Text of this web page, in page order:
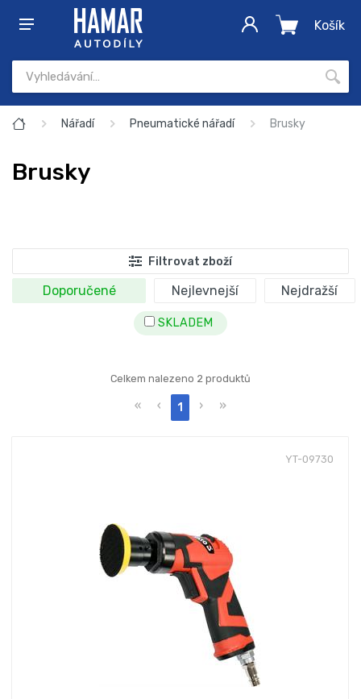
Košík
Nářadí Pneumatické nářadí Brusky
Brusky
Filtrovat zboží
Doporučené Nejlevnejší Nejdražší
SKLADEM
Celkem nalezeno 2 produktů
« ‹ 1 › »
YT-09730